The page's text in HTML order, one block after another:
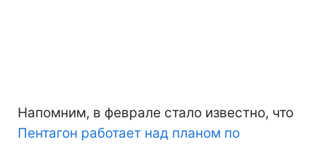
Напомним, в феврале стало известно, что
Пентагон работает над планом по